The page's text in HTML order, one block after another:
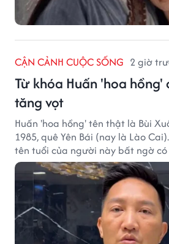
CẬN CẢNH CUỘC SỐNG 2 giờ
Từ khóa Huấn 'hoa
tăng vọt
Huấn 'hoa hồng' tên thật là Bùi
1985, quê Yên Bái (nay là Lào
tên tuổi của người này bất ngờ
vọt.